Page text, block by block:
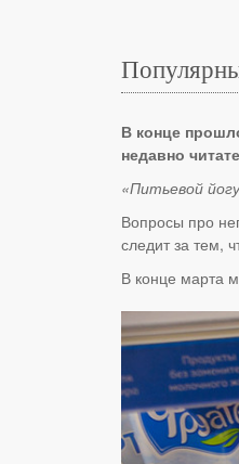
В конце
недавно
«Питьевой
Вопросы про
следит за тем,
В конце марта